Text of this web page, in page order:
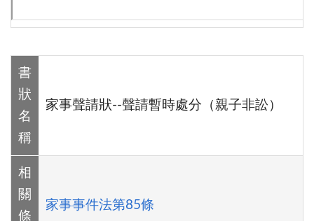
書
狀
名
稱
家事聲請狀--聲請暫時處分（親子非訟）
相
關
條
家事事件法第85條